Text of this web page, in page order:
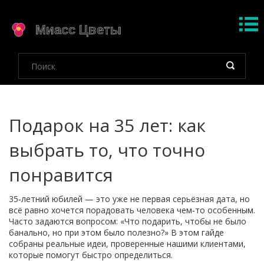
Подарок на 35 лет: как
выбрать то, что точно
понравится
35‑летний юбилей — это уже не первая серьёзная дата, но
всё равно хочется порадовать человека чем‑то особенным.
Часто задаются вопросом: «Что подарить, чтобы не было
банально, но при этом было полезно?» В этом гайде
собраны реальные идеи, проверенные нашими клиентами,
которые помогут быстро определиться.